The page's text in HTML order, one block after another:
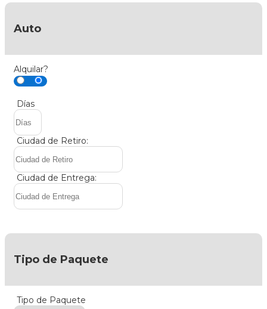
Auto
Alquilar?
Días
Ciudad de Retiro:
Ciudad de Entrega:
Tipo de Paquete
Tipo de Paquete